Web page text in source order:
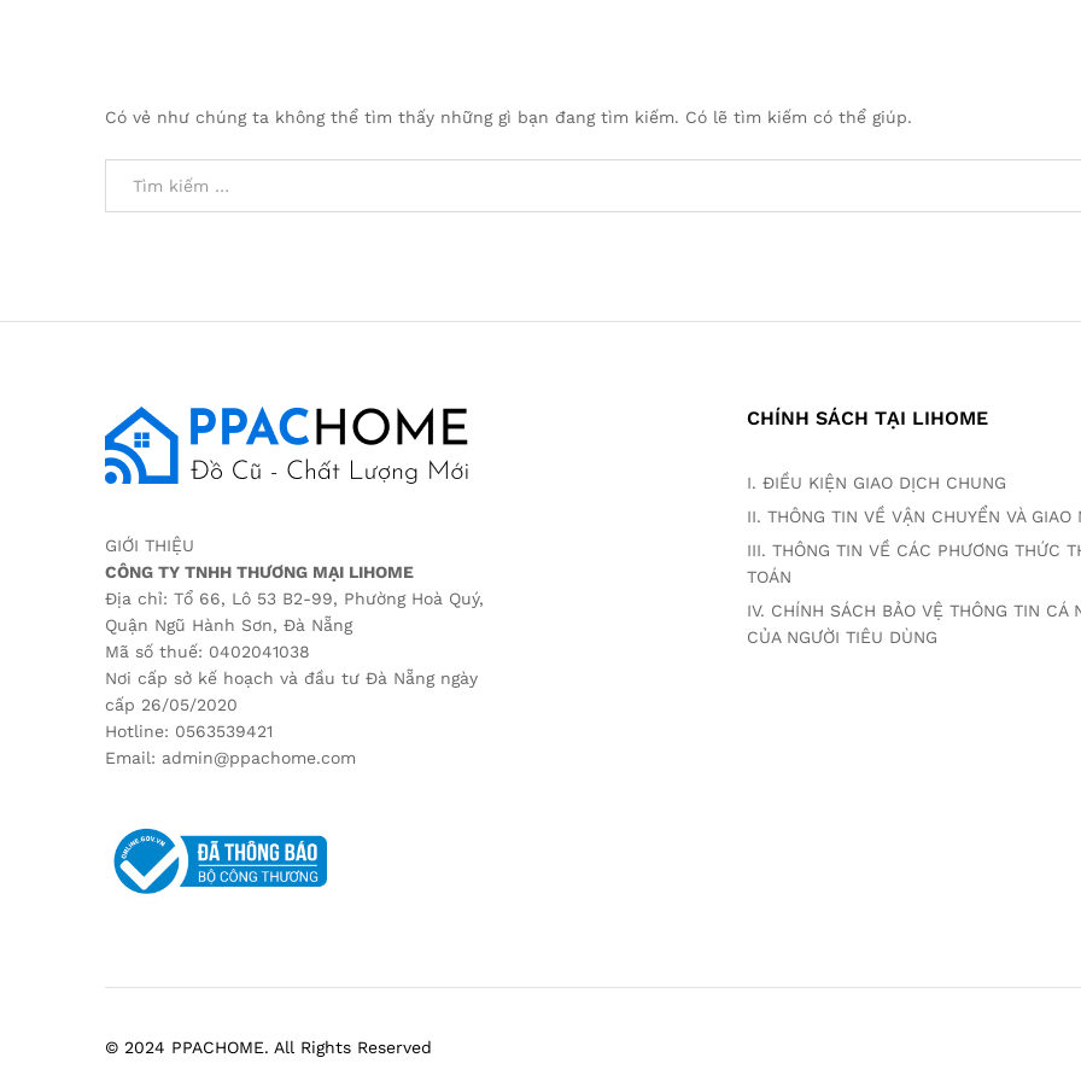
Có vẻ như chúng ta không thể tìm thấy những gì bạn đang tìm kiếm. Có lẽ tìm kiếm có thể giúp.
GIỚI THIỆU
CÔNG TY TNHH THƯƠNG MẠI LIHOME
Địa chỉ: Tổ 66, Lô 53 B2-99, Phường Hoà Quý,
Quận Ngũ Hành Sơn, Đà Nẵng
Mã số thuế: 0402041038
Nơi cấp sở kế hoạch và đầu tư Đà Nẵng ngày
cấp 26/05/2020
Hotline: 0563539421
Email: admin@ppachome.com
CHÍNH SÁCH TẠI LIHOME
I. ĐIỀU KIỆN GIAO DỊCH CHUNG
II. THÔNG TIN VỀ VẬN CHUYỂN VÀ GIAO
III. THÔNG TIN VỀ CÁC PHƯƠNG THỨC
TOÁN
IV. CHÍNH SÁCH BẢO VỆ THÔNG TIN CÁ
CỦA NGƯỜI TIÊU DÙNG
© 2024 PPACHOME. All Rights Reserved